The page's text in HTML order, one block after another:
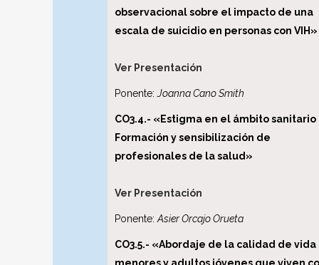
observacional sobre el impacto de una
escala de suicidio en personas con VIH»
Ver Presentación
Ponente: Joanna Cano Smith
CO3.4.- «Estigma en el ámbito sanitario
Formación y sensibilización de
profesionales de la salud»
Ver Presentación
Ponente: Asier Orcajo Orueta
CO3.5.- «Abordaje de la calidad de vida